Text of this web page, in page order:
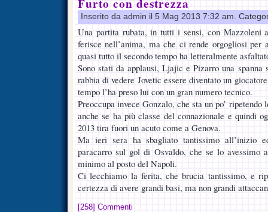
Furto con destrezza
Inserito da admin il 5 Mag 2013 7:32 am.
Una partita rubata, in tutti i sensi, con Mazzoleni
ferisce nell’anima, ma che ci rende orgogliosi per
quasi tutto il secondo tempo ha letteralmente
Sono stati da applausi, Ljajic e Pizarro una
rabbia di vedere Jovetic essere diventato un
tempo l’ha preso lui con un gran numero tecnico.
Preoccupa invece Gonzalo, che sta un po’ ripetendo
anche se ha più classe del connazionale e quindi
2013 tira fuori un acuto come a Genova.
Ma ieri sera ha sbagliato tantissimo all’inizio
paracarro sul gol di Osvaldo, che se lo avessimo
minimo al posto del Napoli.
Ci lecchiamo la ferita, che brucia tantissimo, e
certezza di avere grandi basi, ma non grandi
[258] Commenti